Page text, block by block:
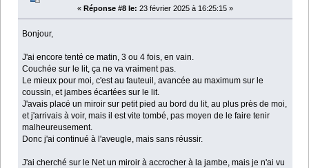
« Réponse #8 le: 23 février 2025 à 16:25:15 »
Bonjour,
J'ai encore tenté ce matin, 3 ou 4 fois, en vain.
Couchée sur le lit, ça ne va vraiment pas.
Le mieux pour moi, c'est au fauteuil, avancée au maximum sur le
coussin, et jambes écartées sur le lit.
J'avais placé un miroir sur petit pied au bord du lit, au plus près de moi,
et j'arrivais à voir, mais il est vite tombé, pas moyen de le faire tenir
malheureusement.
Donc j'ai continué à l'aveugle, mais sans réussir.
J'ai cherché sur le Net un miroir à accrocher à la jambe, mais je n'ai vu